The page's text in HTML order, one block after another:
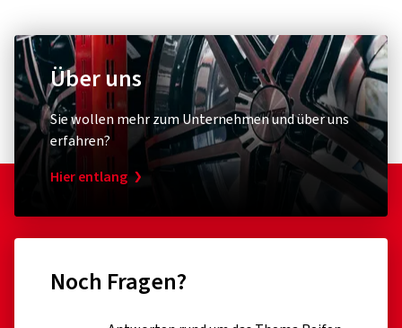
Über uns
Sie wollen mehr zum Unternehmen und über uns
erfahren?
Hier entlang
Noch Fragen?